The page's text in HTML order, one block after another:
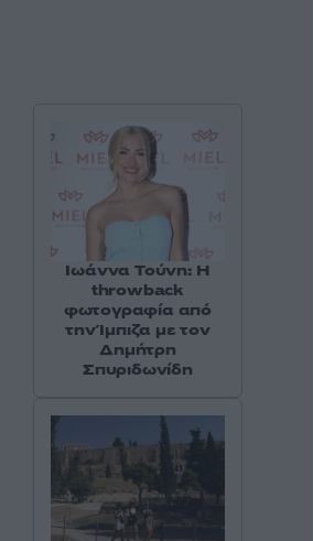
Ιωάννα Τούνη: Η
throwback
φωτογραφία από
την Ίμπιζα με τον
Δημήτρη
Σπυριδωνίδη